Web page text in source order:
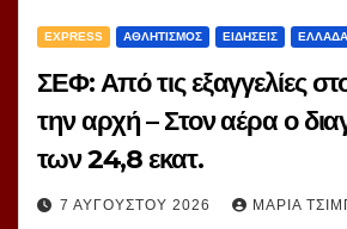
EXPRESS ΑΘΛΗΤΙΣΜΟΣ ΕΙΔΗΣΕΙΣ ΕΛΛΑΔΑ
ΣΕΦ: Από τις εξαγγελίες
την αρχή – Στον αέρα ο
των 24,8 εκατ.
7 ΑΥΓΟΎΣΤΟΥ 2026 ΜΑΡΊΑ